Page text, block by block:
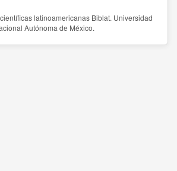
latinoamericanas Biblat. Universidad
Autónoma de México.